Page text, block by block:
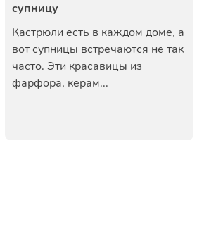
супницу
Кастрюли есть в каждом доме, а
вот супницы встречаются не так
часто. Эти красавицы из
фарфора, керам...